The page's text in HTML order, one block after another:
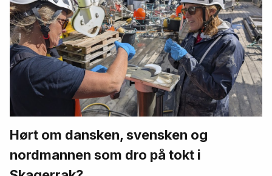
Hørt om dansken, svensken og
nordmannen som dro på tokt i